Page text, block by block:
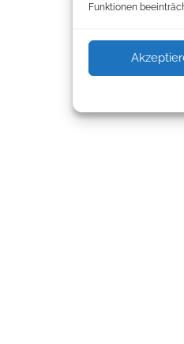
Funktionen